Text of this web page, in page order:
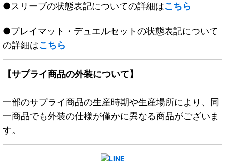
●スリーブの状態表記についての詳細はこちら
●プレイマット・デュエルセットの状態表記について
の詳細はこちら
【サプライ商品の外装について】
一部のサプライ商品の生産時期や生産場所により、同
一商品でも外装の仕様が僅かに異なる商品がございま
す。